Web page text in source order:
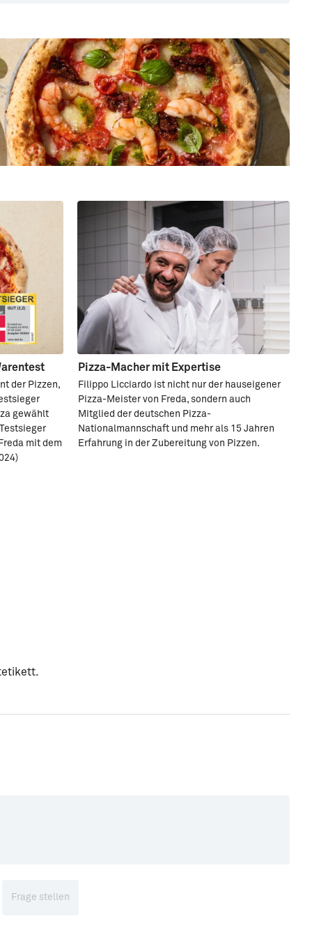
der Pizzen,
gewählt
mit dem
Pizza-Macher mit Expertise
Filippo Licciardo ist nicht nur der hauseigener
Pizza-Meister von Freda, sondern auch
Mitglied der deutschen Pizza-
Nationalmannschaft und mehr als 15 Jahren
Erfahrung in der Zubereitung von Pizzen.
Frage stellen